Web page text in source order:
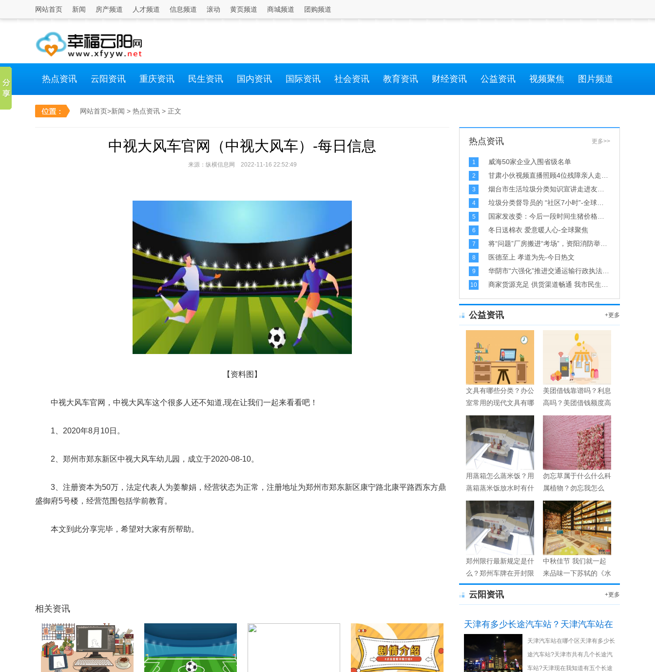
网站首页 新闻 房产频道 人才频道 信息频道 滚动 黄页频道 商城频道 团购频道
热点资讯 云阳资讯 重庆资讯 民生资讯 国内资讯 国际资讯 社会资讯 教育资讯 财经资讯 公益资讯 视频聚焦 图片频道
网站首页>新闻 > 热点资讯 > 正文
中视大风车官网（中视大风车）-每日信息
来源：纵横信息网 2022-11-16 22:52:49
【资料图】
中视大风车官网，中视大风车这个很多人还不知道,现在让我们一起来看看吧！
1、2020年8月10日。
2、郑州市郑东新区中视大风车幼儿园，成立于2020-08-10。
3、注册资本为50万，法定代表人为姜黎娟，经营状态为正常，注册地址为郑州市郑东新区康宁路北康平路西东方鼎
盛御府5号楼，经营范围包括学前教育。
本文到此分享完毕，希望对大家有所帮助。
相关资讯
热点资讯 更多>>
1 威海50家企业入围省级名单
2
3
4
5
6 冬日送棉衣 爱意暖人心-全球聚焦
7
8 医德至上 孝道为先-今日热文
9
10
公益资讯 +更多
文具有哪些分类？办公
室常用的现代文具有哪
些？
美团借钱靠谱吗？利息
高吗？美团借钱额度高
不高？
用蒸箱怎么蒸米饭？用
蒸箱蒸米饭放水时有什
么技巧？
勿忘草属于什么什么科
属植物？勿忘我怎么
养？
郑州限行最新规定是什
么？郑州车牌在开封限
行吗？
中秋佳节 我们就一起
来品味一下苏轼的《水
调歌头》
云阳资讯 +更多
天津有多少长途汽车站？天津汽车站在
哪里？
天津汽车站在哪个区天津有多少长
途汽车站?天津市共有几个长途汽
车站?天津现在我知道有五个长途